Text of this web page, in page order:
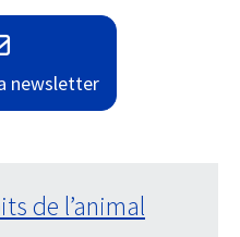
newsletter
de l’animal